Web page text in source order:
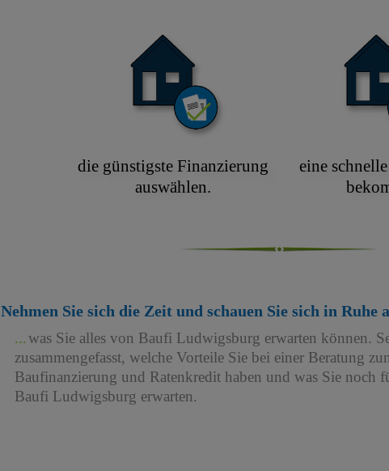
die günstigste Finanzierung
auswählen.
eine
Nehmen Sie sich die Zeit und schauen Sie sich in Ruhe
was Sie alles von Baufi Ludwigsburg erwarten können.
zusammengefasst, welche Vorteile Sie bei einer Beratung
Baufinanzierung und Ratenkredit haben und was Sie noch
Baufi Ludwigsburg erwarten.